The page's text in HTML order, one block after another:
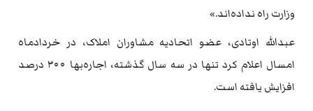
وزارت راه نداده‌اند.»
عبدالله اوتادی، عضو اتحادیه مشاوران املاک، در خردادماه
امسال اعلام کرد تنها در سه سال گذشته، اجاره‌بها ۳۰۰ درصد
افزایش یافته است.